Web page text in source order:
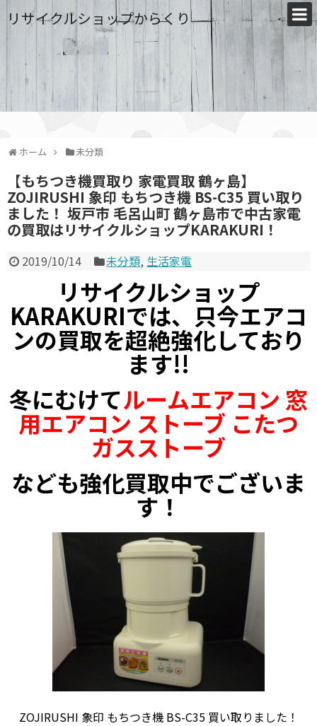
リサイクルショップからくり
ホーム 未分類
【もちつき機買取り 家電買取 鶴ヶ島】
ZOJIRUSHI 象印 もちつき機 BS-C35 買い取り
ました！ 坂戸市 毛呂山町 鶴ヶ島市で中古家電
の買取はリサイクルショップKARAKURI！
2019/10/14 未分類, 生活家電
リサイクルショップ
KARAKURIでは、只今エアコ
ンの買取を超絶強化しており
ます!!
冬にむけてルームエアコン 窓
用エアコン ストーブ こたつ
ガスストーブ
なども強化買取中でございま
す！
ZOJIRUSHI 象印 もちつき機 BS-C35 買い取りました！